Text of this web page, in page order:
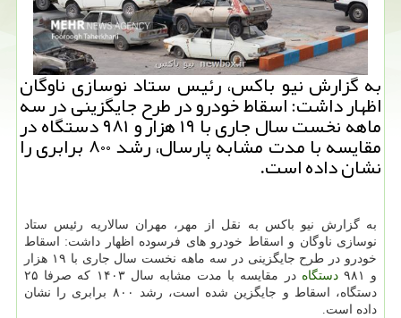
به گزارش نیو باکس، رئیس ستاد نوسازی ناوگان
اظهار داشت: اسقاط خودرو در طرح جایگزینی در سه
ماهه نخست سال جاری با ۱۹ هزار و ۹۸۱ دستگاه در
مقایسه با مدت مشابه پارسال، رشد ۸۰۰ برابری را
نشان داده است.
به گزارش نیو باکس به نقل از مهر، مهران سالاریه رئیس ستاد
نوسازی ناوگان و اسقاط خودرو های فرسوده اظهار داشت: اسقاط
خودرو در طرح جایگزینی در سه ماهه نخست سال جاری با ۱۹ هزار
و ۹۸۱
دستگاه
در مقایسه با مدت مشابه سال ۱۴۰۳ که صرفا ۲۵
دستگاه، اسقاط و جایگزین شده است، رشد ۸۰۰ برابری را نشان
داده است.